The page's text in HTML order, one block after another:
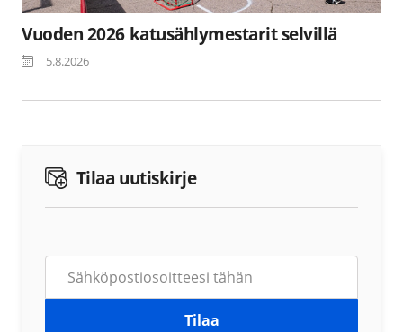
Vuoden 2026 katusählymestarit selvillä
5.8.2026
Tilaa uutiskirje
Tilaa